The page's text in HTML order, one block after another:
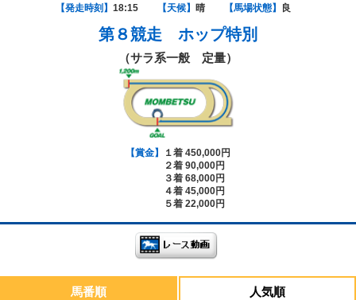
【発走時刻】 18:15 【天候】 晴 【馬場状態】 良
第８競走 ホップ特別
（サラ系一般 定量）
【賞金】
１着 450,000円
２着 90,000円
３着 68,000円
４着 45,000円
５着 22,000円
馬番順 人気順